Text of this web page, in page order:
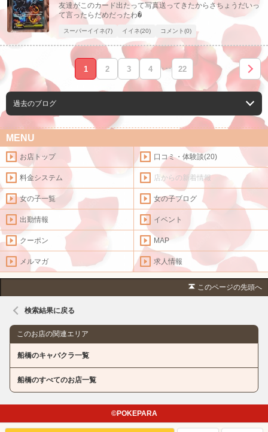
友達がこのカード出たって写真送ってきたからさちょうだいっ
て言ったらだめだったわ�
スーパーイイネ(7) イイネ(20) コメント(0)
1 2 3 4 ･･･ 22
過去のブログ
MENU
お店トップ 口コミ・体験談(20)
料金システム 店からの新着情報
女の子一覧 女の子ブログ
出勤情報 イベント
クーポン MAP
メルマガ 求人情報
このページの先頭へ
検索結果に戻る
このお店の関連エリア
船橋のキャバクラ一覧
船橋のすべてのお店一覧
©POKEPARA